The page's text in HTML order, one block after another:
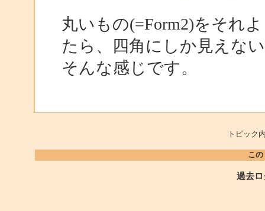
丸いもの(=Form2)をそれ
たら、四角にしか見えな
そんな感じです。
トピッ
こ
過去